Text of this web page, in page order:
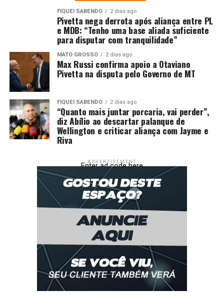
Ação integrada da PM e PJC prende quadrilha e
recupera veículo furtado em Cuiabá
Seduc registra participação inédita da Escola Estadual
Indígena Pasapkareej no ENEM 2025
FIQUEI SABENDO 2 dias ago
Pivetta nega derrota após aliança entre PL
e MDB: “Tenho uma base aliada suficiente
para disputar com tranquilidade”
MATO GROSSO 2 dias ago
Max Russi confirma apoio a Otaviano
Pivetta na disputa pelo Governo de MT
FIQUEI SABENDO 2 dias ago
“Quanto mais juntar porcaria, vai perder”,
diz Abílio ao descartar palanque de
Wellington e criticar aliança com Jayme e
Riva
ADVERTISEMENT
Enter ad code here